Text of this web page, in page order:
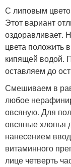
С липовым
Этот вариант
оздоравливает.
цвета положить
кипящей водой.
оставляем до
Смешиваем в
любое
овсяную. Для
овсяные хлопья
нанесением
витаминного
лице четверть